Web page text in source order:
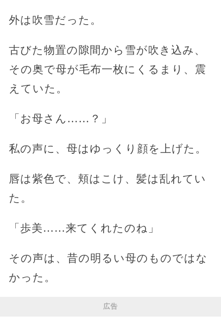
外は吹雪だった。
古びた物置の隙間から雪が吹き込み、
その奥で母が毛布一枚にくるまり、震
えていた。
「お母さん……？」
私の声に、母はゆっくり顔を上げた。
唇は紫色で、頬はこけ、髪は乱れてい
た。
「歩美……来てくれたのね」
その声は、昔の明るい母のものではな
かった。
広告